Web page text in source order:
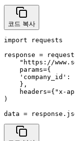
코드 복사
import requests
response =
"https://
    params={
'company_id':
    },
headers={"x-
)
data =